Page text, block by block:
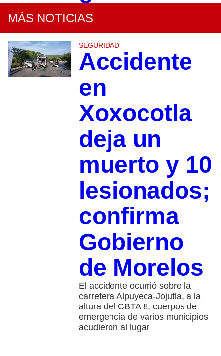
MÁS NOTICIAS
SEGURIDAD
Accidente
en
Xoxocotla
deja un
muerto y 10
lesionados;
confirma
Gobierno
de Morelos
El accidente ocurrió sobre la
carretera Alpuyeca-Jojutla, a la
altura del CBTA 8; cuerpos de
emergencia de varios municipios
acudieron al lugar